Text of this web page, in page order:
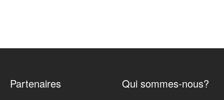
Partenaires Qui sommes-nous?